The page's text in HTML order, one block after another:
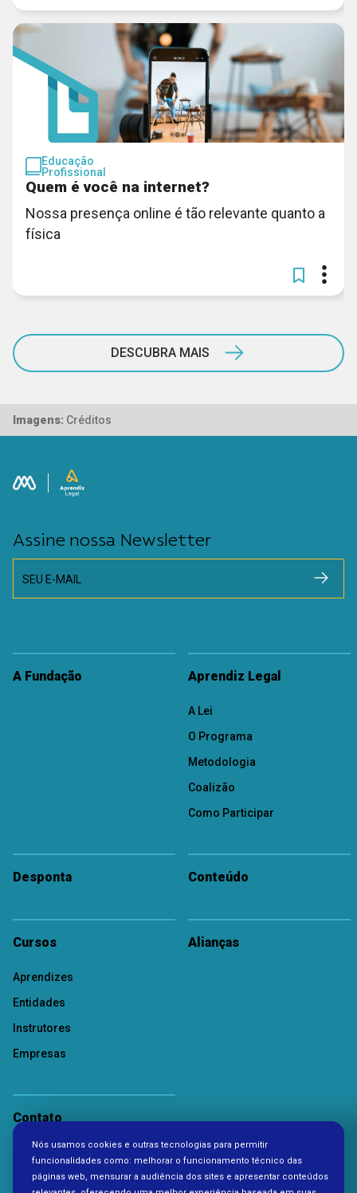
Educação
Profissional
Quem é você na internet?
Nossa presença online é tão relevante quanto a
física
DESCUBRA MAIS
Imagens: Créditos
Assine nossa Newsletter
SEU E-MAIL
A Fundação Aprendiz Legal
A Lei
O Programa
Metodologia
Coalizão
Como Participar
Desponta Conteúdo
Cursos
Aprendizes
Entidades
Instrutores
Empresas
Alianças
Contato
Política de Privacidade
Nós usamos cookies e outras tecnologias para permitir
funcionalidades como: melhorar o funcionamento técnico das
páginas web, mensurar a audiência dos sites e apresentar conteúdos